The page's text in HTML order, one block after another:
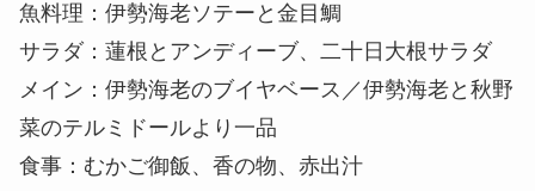
魚料理：伊勢海老ソテーと金目鯛
サラダ：蓮根とアンディーブ、二十日大根サラダ
メイン：伊勢海老のブイヤベース／伊勢海老と秋野
菜のテルミドールより一品
食事：むかご御飯、香の物、赤出汁